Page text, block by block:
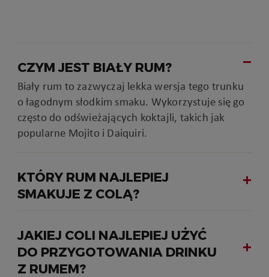
CZYM JEST BIAŁY RUM?
Biały rum to zazwyczaj lekka wersja tego trunku
o łagodnym słodkim smaku. Wykorzystuje się go
często do odświeżających koktajli, takich jak
popularne Mojito i Daiquiri.
KTÓRY RUM NAJLEPIEJ
SMAKUJE Z COLĄ?
JAKIEJ COLI NAJLEPIEJ UŻYĆ
DO PRZYGOTOWANIA DRINKU
Z RUMEM?